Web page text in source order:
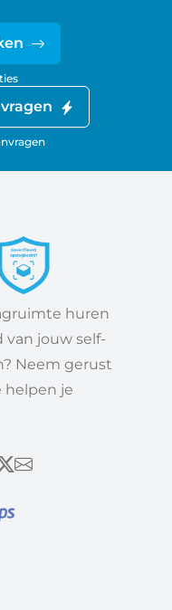
huren
van jouw self-
Neem gerust
helpen je